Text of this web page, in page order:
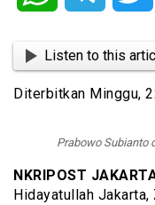
Listen to this
Diterbitkan Minggu,
Prabowo Subianto
NKRIPOST
Hidayatullah